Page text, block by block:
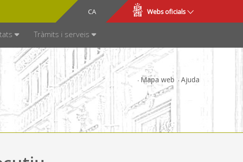
CA
ES Webs oficials
Tràmits i serveis
Mapa web Ajuda